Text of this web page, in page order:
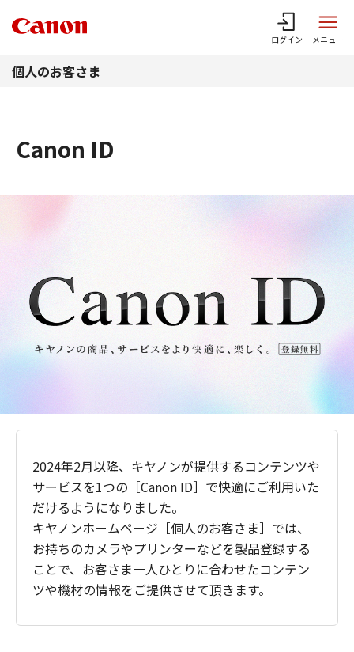
ログイン メニュー
個人のお客さま
Canon ID
2024年2月以降、キヤノンが提供するコンテンツや
サービスを1つの［Canon ID］で快適にご利用いた
だけるようになりました。
キヤノンホームページ［個人のお客さま］では、
お持ちのカメラやプリンターなどを製品登録する
ことで、お客さま一人ひとりに合わせたコンテン
ツや機材の情報をご提供させて頂きます。